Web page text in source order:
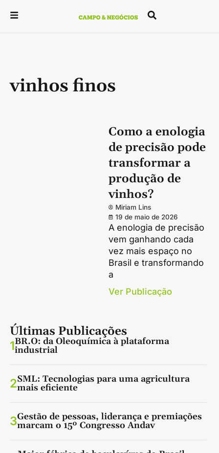
vinhos finos
Como a enologia
de precisão pode
transformar a
produção de
vinhos?
Miriam Lins
19 de maio de 2026
A enologia de precisão
vem ganhando cada
vez mais espaço no
Brasil e transformando
a
Ver Publicação
Últimas Publicações
1BR.O: da Oleoquímica à plataforma
industrial
2SML: Tecnologias para uma agricultura
mais eficiente
3Gestão de pessoas, liderança e premiações
marcam o 15º Congresso Andav